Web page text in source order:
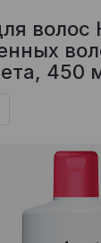
волос
450